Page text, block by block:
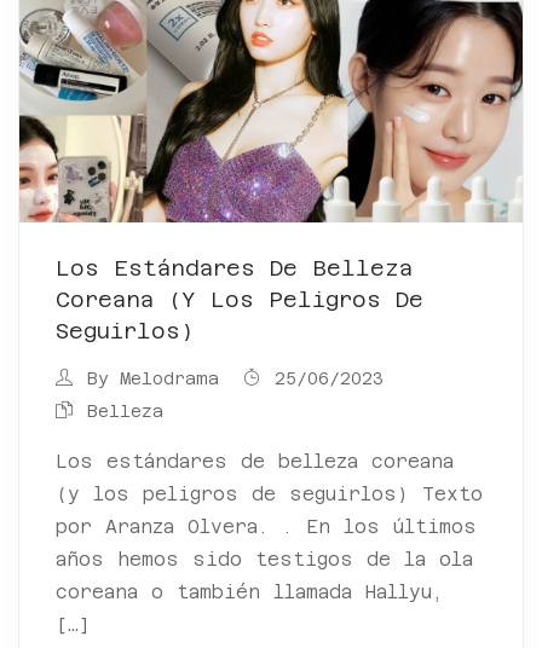
Los Estándares De Belleza
Coreana (y Los Peligros De
Seguirlos)
By Melodrama
25/06/2023
Belleza
Los estándares de belleza coreana
(y los peligros de seguirlos) Texto
por Aranza Olvera. . En los últimos
años hemos sido testigos de la ola
coreana o también llamada Hallyu,
[…]